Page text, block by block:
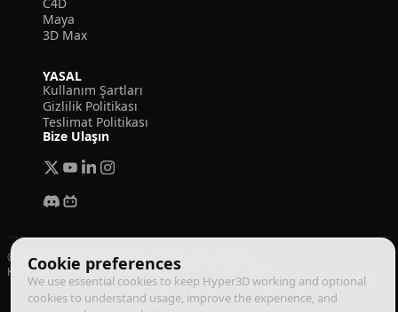
Cookie preferences
We use essential cookies to keep Hyper3D working and optional
cookies to understand usage, improve the experience, and
Maya
3D Max
YASAL
Kullanım Şartları
Gizlilik Politikası
Teslimat Politikası
Bize Ulaşın
© 2026 Deemos Corporation. Tüm hakları saklıdır
Kullanım ŞartlarıGizlilik PolitikasıYerine Getirme Politikası Türkçe